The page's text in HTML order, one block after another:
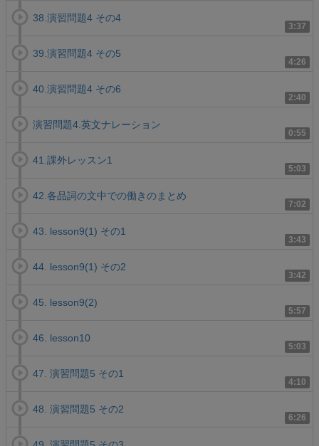
3:37
38.演習問題4 その4
4:26
39.演習問題4 その5
2:40
40.演習問題4 その6
0:55
演習問題4.英文ナレーション
5:03
41.課外レッスン1
7:02
42.各品詞の文中での働きのまとめ
3:43
43. lesson9(1) その1
3:42
44. lesson9(1) その2
5:57
45. lesson9(2)
5:03
46. lesson10
4:10
47. 演習問題5 その1
6:26
48. 演習問題5 その2